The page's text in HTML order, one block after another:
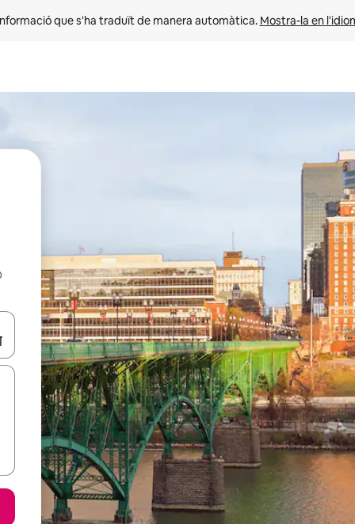
que s'ha traduït de manera automàtica. Mostra-la en
hi a través de les tecles de les fletxes (amunt i avall), o bé fent